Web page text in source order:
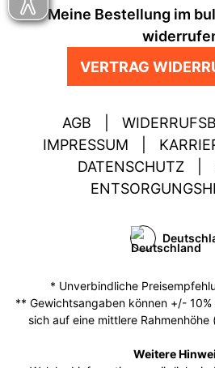
Meine Bestellung im
VERTRAG
AGB
IMPRESSUM
DATENSCHUTZ
* Unverbindliche
** Gewichtsangaben können +/-
sich auf eine mittlere Rahmenhöhe
Weitere